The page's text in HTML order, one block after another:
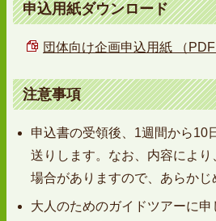
申込用紙ダウンロード
団体向け企画申込用紙 （PDF
注意事項
申込書の受領後、1週間から10
送りします。なお、内容によ
場合がありますので、あらかじ
大人のためのガイドツアーに申